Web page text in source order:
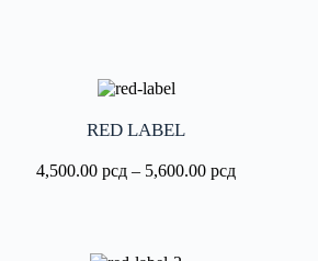
RED LABEL
4,500.00рсд – 5,600.00рсд